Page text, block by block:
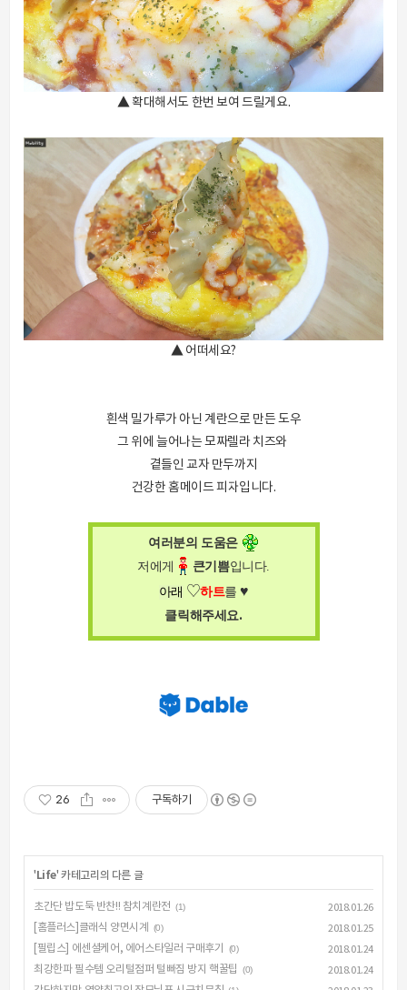
▲ 확대해서도 한번 보여 드릴게요.
▲ 어떠세요?
흰색 밀가루가 아닌 계란으로 만든 도우
그 위에 늘어나는 모짜렐라 치즈와
곁들인 교자 만두까지
건강한 홈메이드 피자입니다.
여러분의 도움은
저에게
큰기쁨입니다.
아래 ♡하트를 ♥
클릭해주세요.
26 구독하기
'Life' 카테고리의 다른 글
초간단 밥도둑 반찬!! 참치계란전 (1)
2018.01.26
[홈플러스]클래식 양면시계
(0)
2018.01.25
[필립스] 에센셜케어, 에어스타일러 구매후기
(0)
2018.01.24
최강한파 필수템 오리털점퍼 털빠짐 방지 핵꿀팁
(0)
2018.01.24